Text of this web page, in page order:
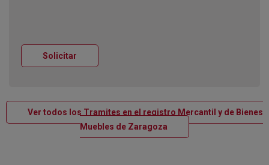
Solicitar
Ver todos los Tramites en el registro Mercantil y de Bienes
Muebles de Zaragoza Ventana nueva